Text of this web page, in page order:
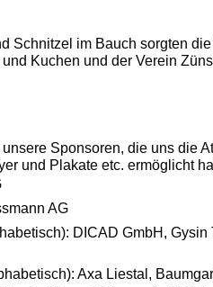
Schnitzel im Bauch sorgten
und Kuchen und der Verein
Sponsoren, die uns die
und Plakate etc. ermöglicht
AG
DICAD GmbH, Gysin
Axa Liestal,